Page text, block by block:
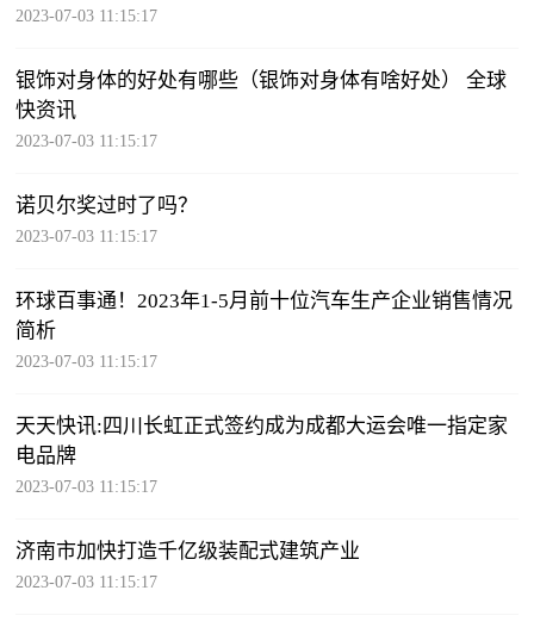
2023-07-03 11:15:17
银饰对身体的好处有哪些（银饰对身体有啥好处） 全球
快资讯
2023-07-03 11:15:17
诺贝尔奖过时了吗？
2023-07-03 11:15:17
环球百事通！2023年1-5月前十位汽车生产企业销售情况
简析
2023-07-03 11:15:17
天天快讯:四川长虹正式签约成为成都大运会唯一指定家
电品牌
2023-07-03 11:15:17
济南市加快打造千亿级装配式建筑产业
2023-07-03 11:15:17